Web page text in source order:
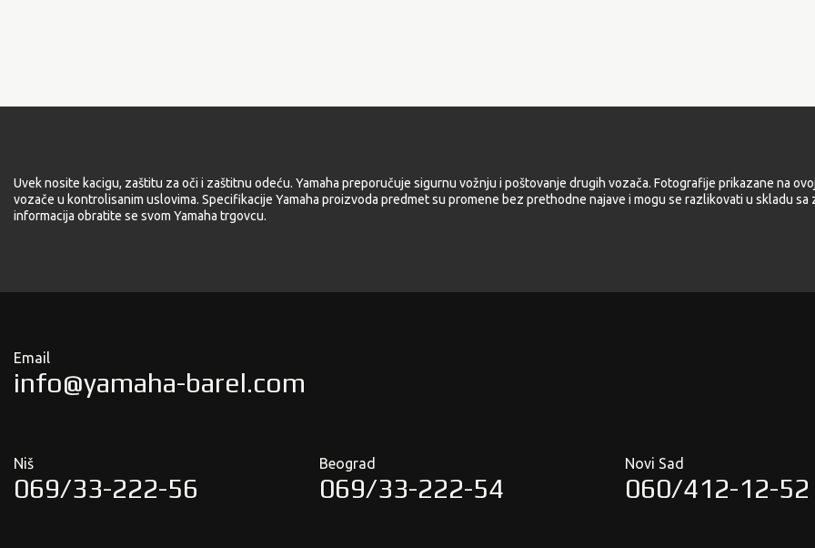
Uvek nosite kacigu, zaštitu za oči i zaštitnu odeću. Yamaha preporučuje sigurnu vožnju i poštovanje drugih vozača. Fotografije prikazane na
vozače u kontrolisanim uslovima. Specifikacije Yamaha proizvoda predmet su promene bez prethodne najave i mogu se razlikovati u skladu sa
informacija obratite se svom Yamaha trgovcu.
Email
info@yamaha-barel.com
Niš
069/33-222-56
Beograd
069/33-222-54
Novi Sad
060/412-12-52